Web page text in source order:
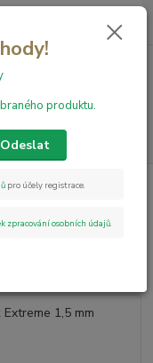
0,00 Kč
pod podlahy Barlinek
Barlinek
produktu.
Odeslat
pro účely registrace.
zpracování osobních údajů.